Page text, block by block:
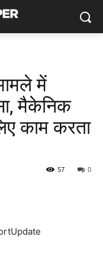
में
मैकेनिक
काम करता
0
57